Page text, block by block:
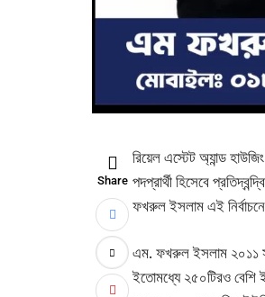
Share
রিয়েল এস্টেট অ্যান্ড
পদপ্রার্থী হিসেবে
ফখরুল ইসলাম এই
এম. ফখরুল ইসলাম ২০১১
ইতোমধ্যে ২৫০টিরও বেশি